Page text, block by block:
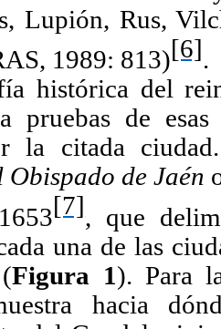
Lupión, Rus,
1989: 813)[6].
histórica del
pruebas de esas
la citada
de Jaén
[7], que
una de las
Figura 1). Para
hacia